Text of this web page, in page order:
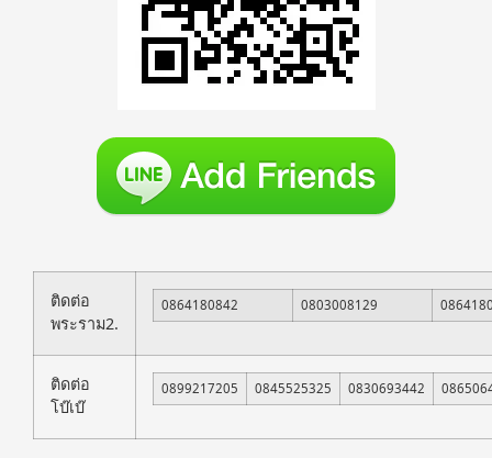
ติดต่อ
พระราม2.
0864180842 0803008129
ติดต่อ
โบ๊เบ๊
0899217205 0845525325 0830693442